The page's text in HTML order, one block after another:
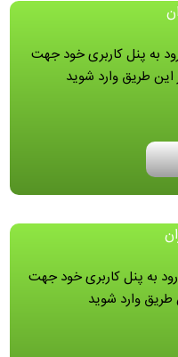
به پنل کاربری خود جهت
طریق وارد شوید
به پنل کاربری خود جهت
وارد شوید